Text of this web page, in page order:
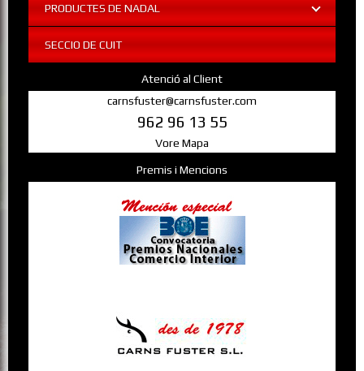
PRODUCTES DE NADAL
SECCIO DE CUIT
Atenció al Client
carnsfuster@carnsfuster.com
962 96 13 55
Vore Mapa
Premis i Mencions